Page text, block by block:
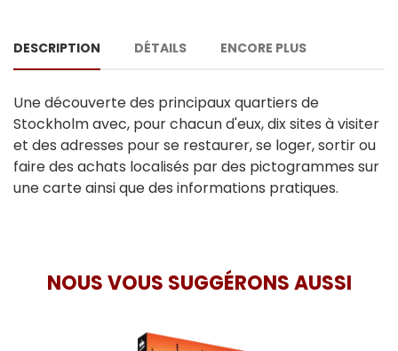
DESCRIPTION DÉTAILS ENCORE PLUS
Une découverte des principaux quartiers de
Stockholm avec, pour chacun d'eux, dix sites à visiter
et des adresses pour se restaurer, se loger, sortir ou
faire des achats localisés par des pictogrammes sur
une carte ainsi que des informations pratiques.
NOUS VOUS SUGGÉRONS AUSSI